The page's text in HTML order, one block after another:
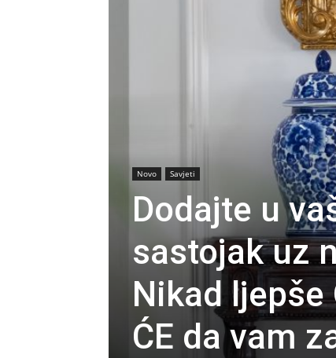
Novo Savjeti
Dodajte u
sastojak uz
Nikad ljepše
ĆE da vam